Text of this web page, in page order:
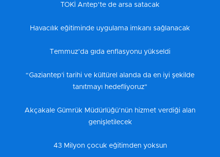
TOKİ Antep’te de arsa satacak
Havacılık eğitiminde uygulama imkanı sağlanacak
Temmuz’da gıda enflasyonu yükseldi
“Gaziantep'i tarihi ve kültürel alanda da en iyi şekilde
tanıtmayı hedefliyoruz"
Akçakale Gümrük Müdürlüğü’nün hizmet verdiği alan
genişletilecek
43 Milyon çocuk eğitimden yoksun